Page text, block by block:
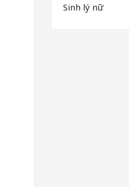
Sinh lý nữ